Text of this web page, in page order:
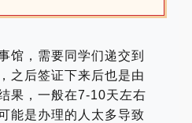
馆，需要同学们递交到
，之后签证下来后也是由
果，一般在7-10天左右
能是办理的人太多导致